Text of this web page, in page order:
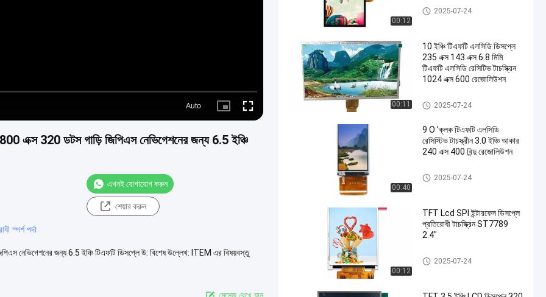
Auto
Picture- Fullscreen
এক্স 320 ডটস গাড়ি জিপিএস নেভিগেশনের জন্য 6.5 ইঞ্চি
এখনই যোগাযোগ করুন
শেয়ার করুন
স্পর্শ পর্দা
নেভিগেশনের জন্য 6.5 ইঞ্চি টিএফটি ডিসপ্লে উ: বিশেষ উল্লেখ: ITEM এর বিষয়বস্তু
মেসেজ রেখে যান
00:12
টিএফটি এলসিডি প্রতিরোধী টাচস্ক্রিন
2025-07-24
00:11
10 ইঞ্চি টিএফটি এলসিডি ডিসপ্লে
235 এক্স 143 এক্স 6.8 মিমি
টিএফটি এলসিডি রেসিটিভ টাচস্ক্রিন
1024 এক্স 600 রেজোলিউশন
টিএফটি এলসিডি প্রতিরোধী টাচস্ক্রিন
2025-07-24
00:40
9 O 'ক্লক টিএফটি এলসিডি
রেসিস্টিভ টাচস্ক্রীন 3.0 ইঞ্চি আকার
240 এক্স 400 বিন্দু রেজোলিউশন
টিএফটি এলসিডি প্রতিরোধী টাচস্ক্রিন
2025-07-24
00:12
TFT Lcd SPI ইন্টারফেস ডিসপ্লে
প্রতিরোধী টাচস্ক্রিন ST7789
2.4"
টিএফটি এলসিডি প্রতিরোধী টাচস্ক্রিন
2025-07-24